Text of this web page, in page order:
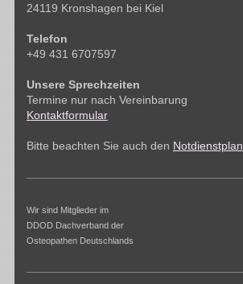
24119 Kronshagen bei Kiel
Telefon
+49 431 6707597
Unsere Sprechzeiten
Termine nur nach Vereinbarung
Kontaktformular
Bitte beachten Sie auch den Notdienstplan
Wir sind Mitglieder im
DDOD Dachverband der
Osteopathen Deutschlands